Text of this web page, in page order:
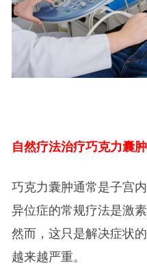
自然疗法治疗巧克力囊肿
巧克力囊肿通常是子宫
异位症的常规疗法是激
然而，这只是解决症状
越来越严重。